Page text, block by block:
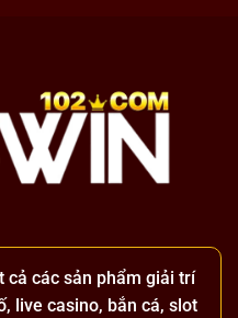
cả các sản phẩm giải trí
live casino, bắn cá, slot